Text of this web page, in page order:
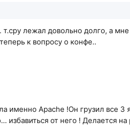
лежал довольно долго, а
к вопросу о конфе..
именно Apache !Он грузил все 3
от него ! Делается на